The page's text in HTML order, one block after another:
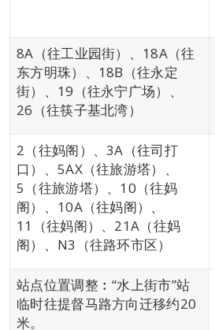
8A（往工业园街）、18A（往
东方明珠）、18B（往永定
街）、19（往永宁广场）、
26（往筷子基北湾）
2（往妈阁）、3A（往司打
口）、5AX（往旅游塔）、
5（往旅游塔）、10（往妈
阁）、10A（往妈阁）、
11（往妈阁）、21A（往妈
阁）、N3（往路环市区）
站点位置调整︰“水上街市”站
临时往提督马路方向迁移约20
米。